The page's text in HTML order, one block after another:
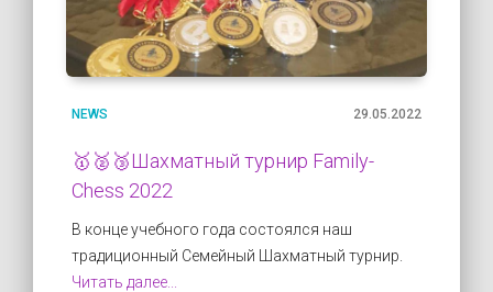
NEWS 29.05.2022
🥇🥈🥉Шахматный турнир Family-
Chess 2022
В конце учебного года состоялся наш
традиционный Семейный Шахматный турнир.
Читать далее...